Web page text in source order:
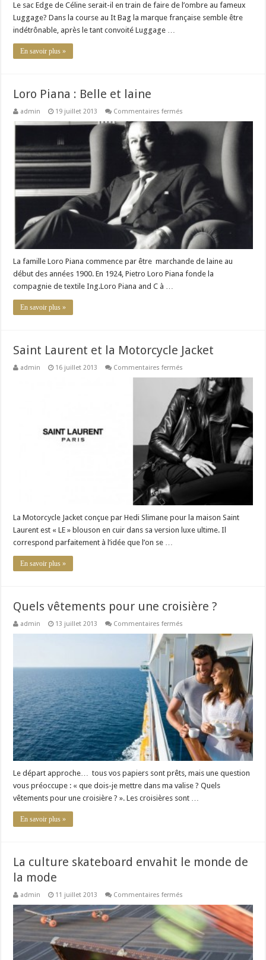
Le sac Edge de Céline serait-il en train de faire de l’ombre au fameux
Luggage? Dans la course au It Bag la marque française semble être
indétrônable, après le tant convoité Luggage …
En savoir plus »
Loro Piana : Belle et laine
admin 19 juillet 2013 Commentaires fermés
Piana
:
La famille Loro Piana commence par être marchande de laine au
début des années 1900. En 1924, Pietro Loro Piana fonde la
compagnie de textile Ing.Loro Piana and C à …
En savoir plus »
Saint Laurent et la Motorcycle Jacket
admin 16 juillet 2013 Commentaires fermés
Laurent
et
la
Motorcycle
Jacket
La Motorcycle Jacket conçue par Hedi Slimane pour la maison Saint
Laurent est « LE » blouson en cuir dans sa version luxe ultime. Il
correspond parfaitement à l’idée que l’on se …
En savoir plus »
Quels vêtements pour une croisière ?
admin 13 juillet 2013 Commentaires fermés
vêtements
pour
une
croisière
Le départ approche… tous vos papiers sont prêts, mais une question
vous préoccupe : « que dois-je mettre dans ma valise ? Quels
vêtements pour une croisière ? ». Les croisières sont …
En savoir plus »
La culture skateboard envahit le monde de
la mode
admin 11 juillet 2013 Commentaires fermés
culture
skateboard
envahit
le
monde
de
la